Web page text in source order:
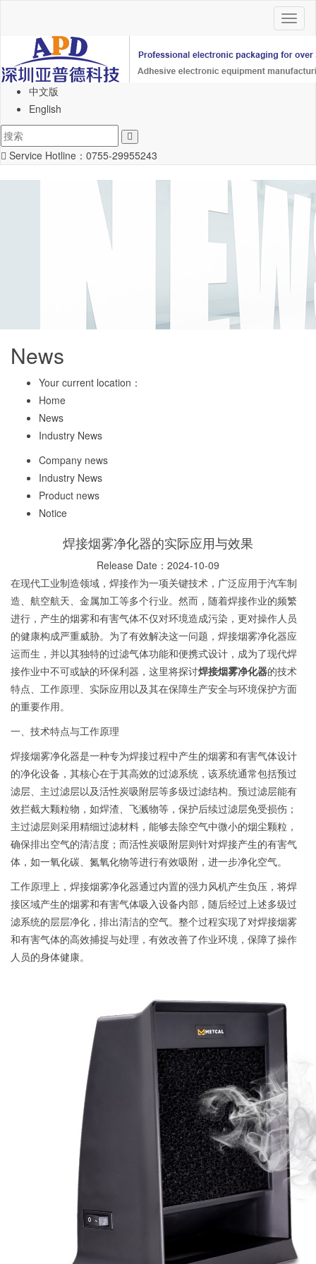
中文版
English
Service Hotline： 0755-29955243
News
Your current location：
Home
News
Industry News
Company news
Industry News
Product news
Notice
焊接烟雾净化器的实际应用与效果
Release Date：2024-10-09
在现代工业制造领域，焊接作为一项关键技术，广泛应用于汽车制
造、航空航天、金属加工等多个行业。然而，随着焊接作业的频繁
进行，产生的烟雾和有害气体不仅对环境造成污染，更对操作人员
的健康构成严重威胁。为了有效解决这一问题，焊接烟雾净化器应
运而生，并以其独特的过滤气体功能和便携式设计，成为了现代焊
接作业中不可或缺的环保利器，这里将探讨焊接烟雾净化器的技术
特点、工作原理、实际应用以及其在保障生产安全与环境保护方面
的重要作用。
一、技术特点与工作原理
焊接烟雾净化器是一种专为焊接过程中产生的烟雾和有害气体设计
的净化设备，其核心在于其高效的过滤系统，该系统通常包括预过
滤层、主过滤层以及活性炭吸附层等多级过滤结构。预过滤层能有
效拦截大颗粒物，如焊渣、飞溅物等，保护后续过滤层免受损伤；
主过滤层则采用精细过滤材料，能够去除空气中微小的烟尘颗粒，
确保排出空气的清洁度；而活性炭吸附层则针对焊接产生的有害气
体，如一氧化碳、氮氧化物等进行有效吸附，进一步净化空气。
工作原理上，焊接烟雾净化器通过内置的强力风机产生负压，将焊
接区域产生的烟雾和有害气体吸入设备内部，随后经过上述多级过
滤系统的层层净化，排出清洁的空气。整个过程实现了对焊接烟雾
和有害气体的高效捕捉与处理，有效改善了作业环境，保障了操作
人员的身体健康。